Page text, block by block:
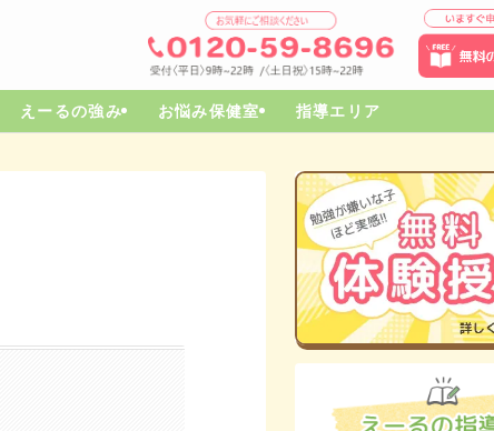
えーるの強み お悩み保健室 指導エリア